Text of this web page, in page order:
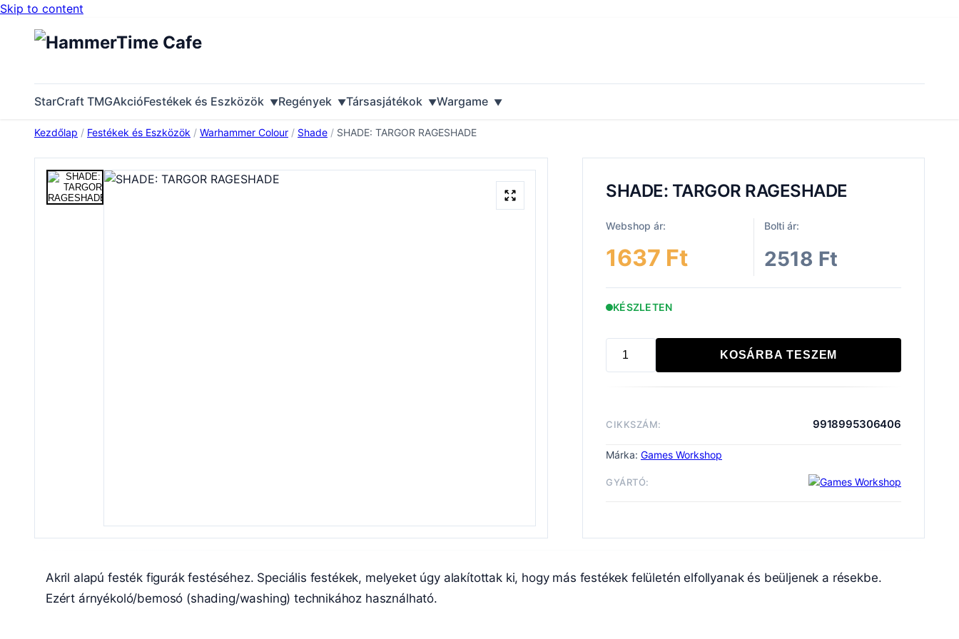
Skip to content
StarCraft TMGAkcióFestékek és Eszközök Regények Társasjátékok Wargame
Kezdőlap / Festékek és Eszközök / Warhammer Colour / Shade / SHADE: TARGOR RAGESHADE
SHADE: TARGOR RAGESHADE
Webshop ár: Bolti ár:
1637 Ft 2518 Ft
KÉSZLETEN
SHADE:
mennyiség
KOSÁRBA TESZEM
CIKKSZÁM: 9918995306406
Márka: Games Workshop
GYÁRTÓ:
Festékek és Eszközök Shade Warhammer Colour
Akril alapú festék figurák festéséhez. Speciális festékek, melyeket úgy alakítottak ki, hogy más festékek felületén elfollyanak és beüljenek a résekbe.
Ezért árnyékoló/bemosó (shading/washing) technikához használható.